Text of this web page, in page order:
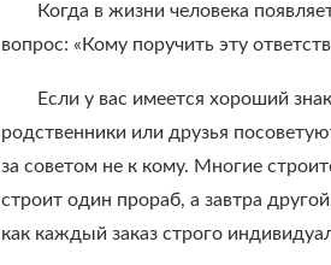
Когда в жизни человека
вопрос: «Кому поручить эту
Если у вас имеется хороший
родственники или друзья
за советом не к кому. Многие
строит один прораб, а завтра
как каждый заказ строго